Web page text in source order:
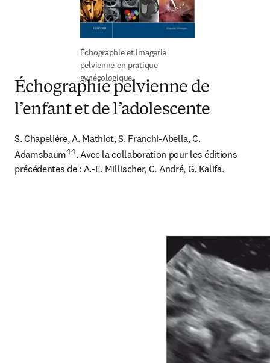
Échographie et imagerie
pelvienne en pratique
gynécologique
Échographie pelvienne de
l’enfant et de l’adolescente
S. Chapelière, A. Mathiot, S. Franchi-Abella, C.
Adamsbaum44. Avec la collaboration pour les éditions
précédentes de : A.-E. Millischer, C. André, G. Kalifa.